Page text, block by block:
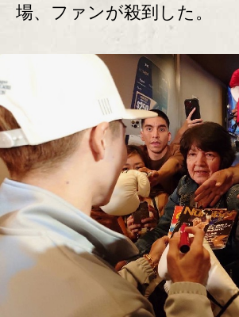
場、ファンが殺到した。